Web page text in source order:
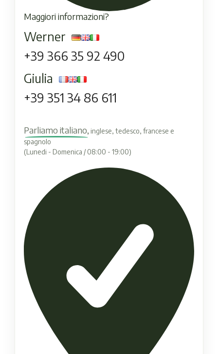
Maggiori informazioni?
Werner
+39 366 35 92 490
Giulia
+39 351 34 86 611
Parliamo italiano, inglese, tedesco, francese e
spagnolo
(Lunedi - Domenica / 08:00 - 19:00)